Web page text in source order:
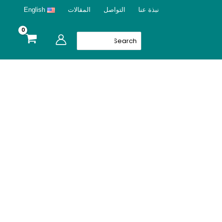
نبذة عنا التواصل المقالات English